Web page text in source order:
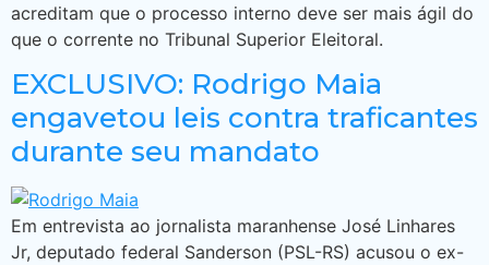
acreditam que o processo interno deve ser mais ágil do
que o corrente no Tribunal Superior Eleitoral.
EXCLUSIVO: Rodrigo Maia
engavetou leis contra traficantes
durante seu mandato
Em entrevista ao jornalista maranhense José Linhares
Jr, deputado federal Sanderson (PSL-RS) acusou o ex-